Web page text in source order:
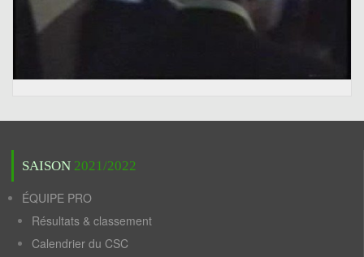
SAISON 2021/2022
ÉQUIPE PRO
Résultats & classement
Calendrier du CSC